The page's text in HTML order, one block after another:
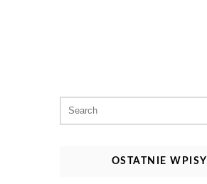
for:
OSTATNIE WPISY